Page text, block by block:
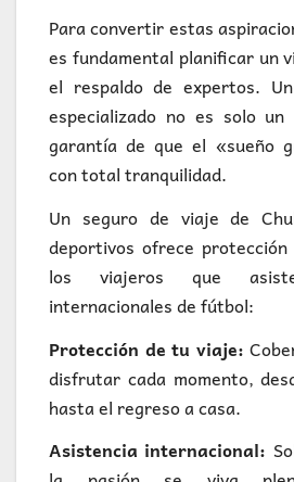
Para convertir estas
es fundamental planificar un
el respaldo de expertos.
especializado no es solo
garantía de que el «sueño
con total tranquilidad.
Un seguro de viaje de
deportivos ofrece
los viajeros que
internacionales de fútbol:
Protección de tu viaje:
disfrutar cada momento,
hasta el regreso a casa.
Asistencia internacional: